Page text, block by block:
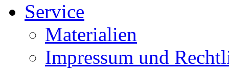
Service
Materialien
Impressum und